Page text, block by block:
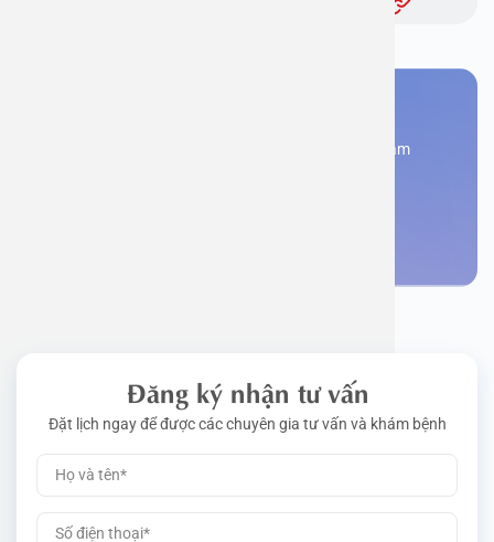
Đăng kí ngay để được các chuyên gia tư vấn và khám
Đăng ký nhận tư vấn
Đặt lịch ngay để được các chuyên gia tư vấn và khám bệnh